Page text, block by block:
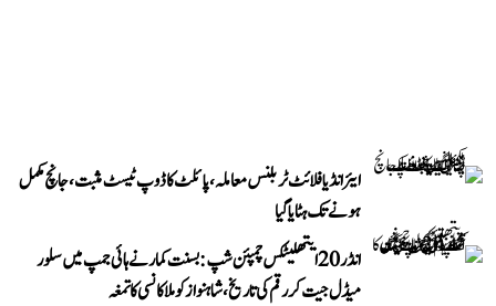
ایئر انڈیا فلائٹ ٹربلنس معاملہ، پائلٹ کا ڈوپ ٹیسٹ مثبت، جانچ مکمل
ہونے تک ہٹایا گیا
انڈر 20 ایتھلیٹکس چمپئن شپ: بسنت کمار نے ہائی جمپ میں سلور
میڈل جیت کر رقم کی تاریخ، شاہنواز کو ملا کانسی کا تمغہ